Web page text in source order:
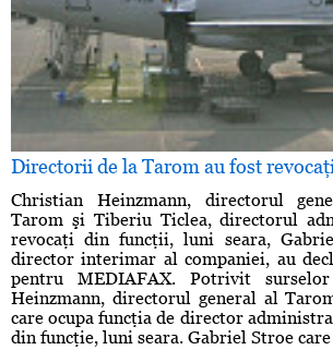
Directorii de la Tarom au fost
Christian Heinzmann, directorul
Tarom şi Tiberiu Ticlea, directorul
revocaţi din funcţii, luni seara,
director interimar al companiei, au
pentru MEDIAFAX. Potrivit
Heinzmann, directorul general al
care ocupa funcţia de director
din funcţie, luni seara. Gabriel Stroe care